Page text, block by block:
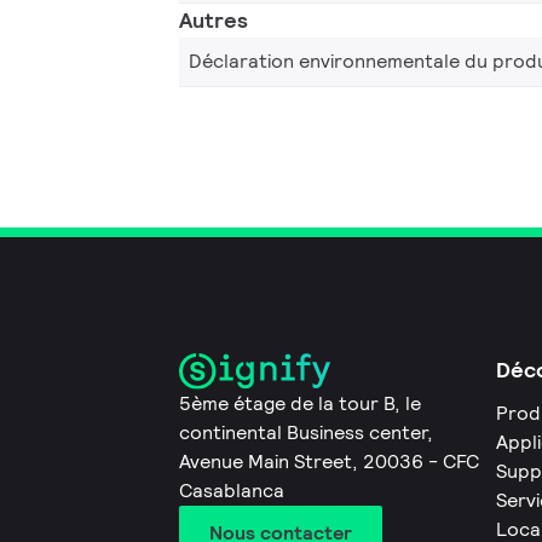
Autres
Déclaration environnementale du
5ème étage de la tour B, le
continental Business center,
Avenue Main Street, 20036 - CFC
Casablanca
Nous contacter